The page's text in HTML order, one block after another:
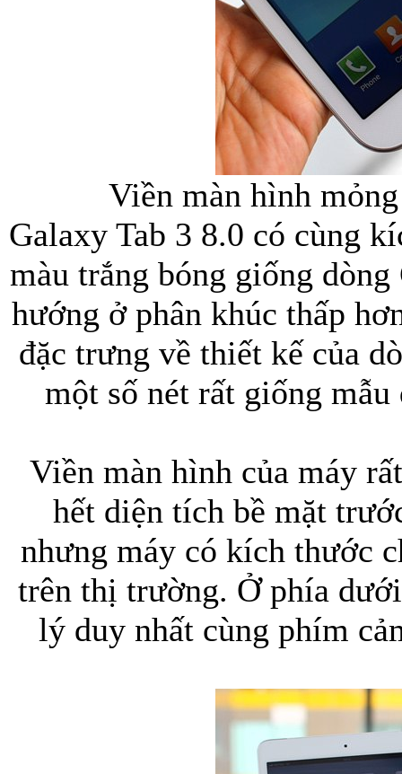
Viền màn hình
Galaxy Tab 3 8.0 có cùng
màu trắng bóng giống
hướng ở phân khúc thấp
đặc trưng về thiết kế của
một số nét rất giống
Viền màn hình của máy
hết diện tích bề mặt
nhưng máy có kích thước
trên thị trường. Ở phía
lý duy nhất cùng phím